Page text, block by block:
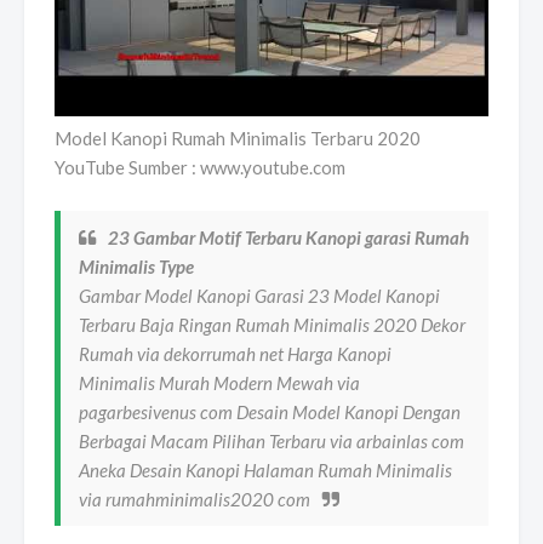
Model Kanopi Rumah Minimalis Terbaru 2020
YouTube Sumber : www.youtube.com
23 Gambar Motif Terbaru Kanopi garasi Rumah
Minimalis Type
Gambar Model Kanopi Garasi 23 Model Kanopi
Terbaru Baja Ringan Rumah Minimalis 2020 Dekor
Rumah via dekorrumah net Harga Kanopi
Minimalis Murah Modern Mewah via
pagarbesivenus com Desain Model Kanopi Dengan
Berbagai Macam Pilihan Terbaru via arbainlas com
Aneka Desain Kanopi Halaman Rumah Minimalis
via rumahminimalis2020 com